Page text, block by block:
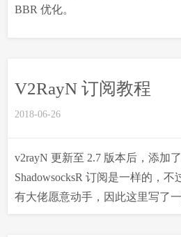
BBR 优化。
V2RayN 订阅教程
2018-06-26
v2rayN 更新至 2.7 版本后，添加
ShadowsocksR 订阅是一样的，
有大佬愿意动手，因此这里写了